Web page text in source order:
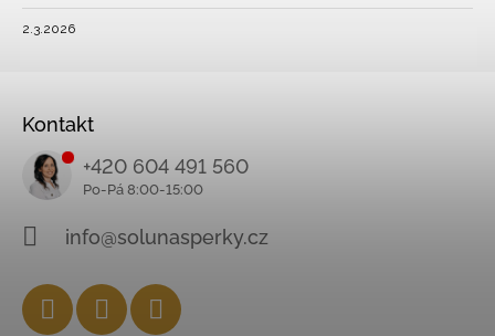
2.3.2026
Kontakt
+420 604 491 560
info@solunasperky.cz